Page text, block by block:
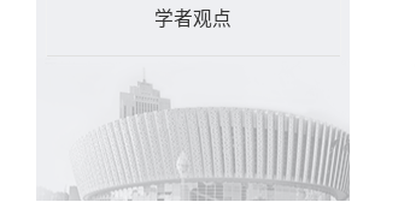
学者观点